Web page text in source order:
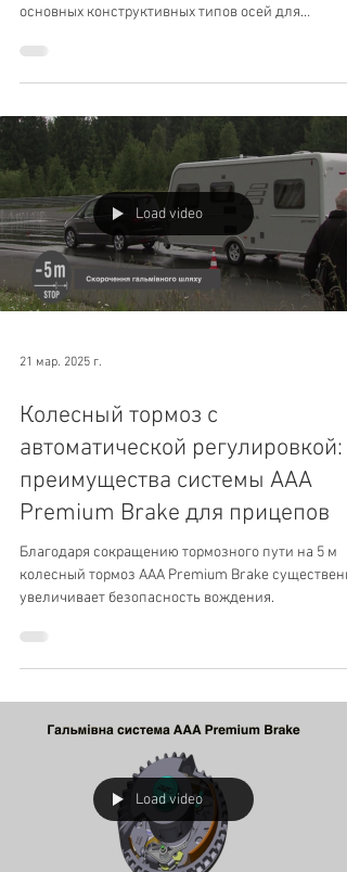
основных конструктивных типов осей для
Load video
21 мар. 2025 г.
Колесный тормоз с
автоматической регулировкой:
преимущества системы AAA
Premium Brake для прицепов
Благодаря сокращению тормозного пути на 5 м
колесный тормоз AAA Premium Brake
увеличивает безопасность вождения.
Load video